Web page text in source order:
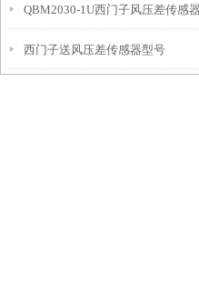
10D优点
QBM2030-1U西门子风压差传感
作模式
西门子送风压差传感器型号